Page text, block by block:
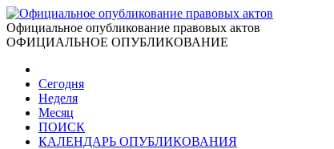
Официальное опубликование правовых актов
ОФИЦИАЛЬНОЕ ОПУБЛИКОВАНИЕ
Сегодня
Неделя
Месяц
ПОИСК
КАЛЕНДАРЬ ОПУБЛИКОВАНИЯ